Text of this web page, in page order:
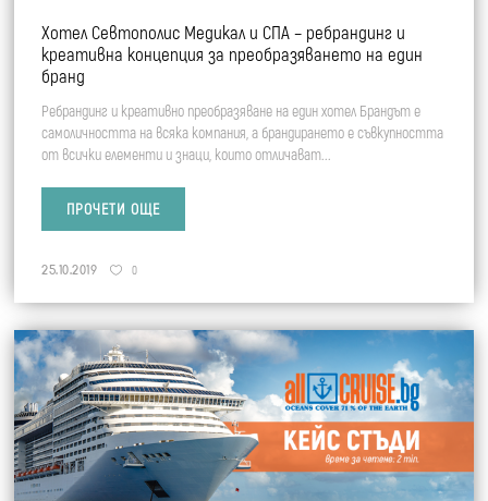
Хотел Севтополис Медикал и СПА – ребрандинг и
креативна концепция за преобразяването на един
бранд
Ребрандинг и креативно преобразяване на един хотел Брандът е
самоличността на всяка компания, а брандирането е съвкупността
от всички елементи и знаци, които отличават...
ПРОЧЕТИ ОЩЕ
25.10.2019 0